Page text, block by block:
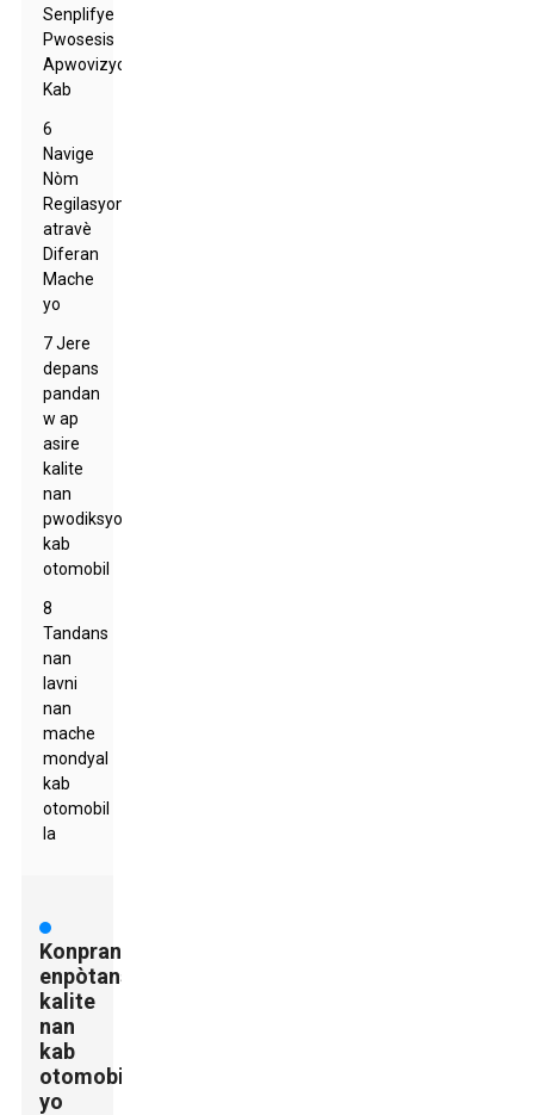
Senplifye
Pwosesis
Apwovizyonman
Kab
6
Navige
Nòm
Regilasyon
atravè
Diferan
Mache
yo
7 Jere
depans
pandan
w ap
asire
kalite
nan
pwodiksyon
kab
otomobil
8
Tandans
nan
lavni
nan
mache
mondyal
kab
otomobil
la
Konprann
enpòtans
kalite
nan
kab
otomobil
yo